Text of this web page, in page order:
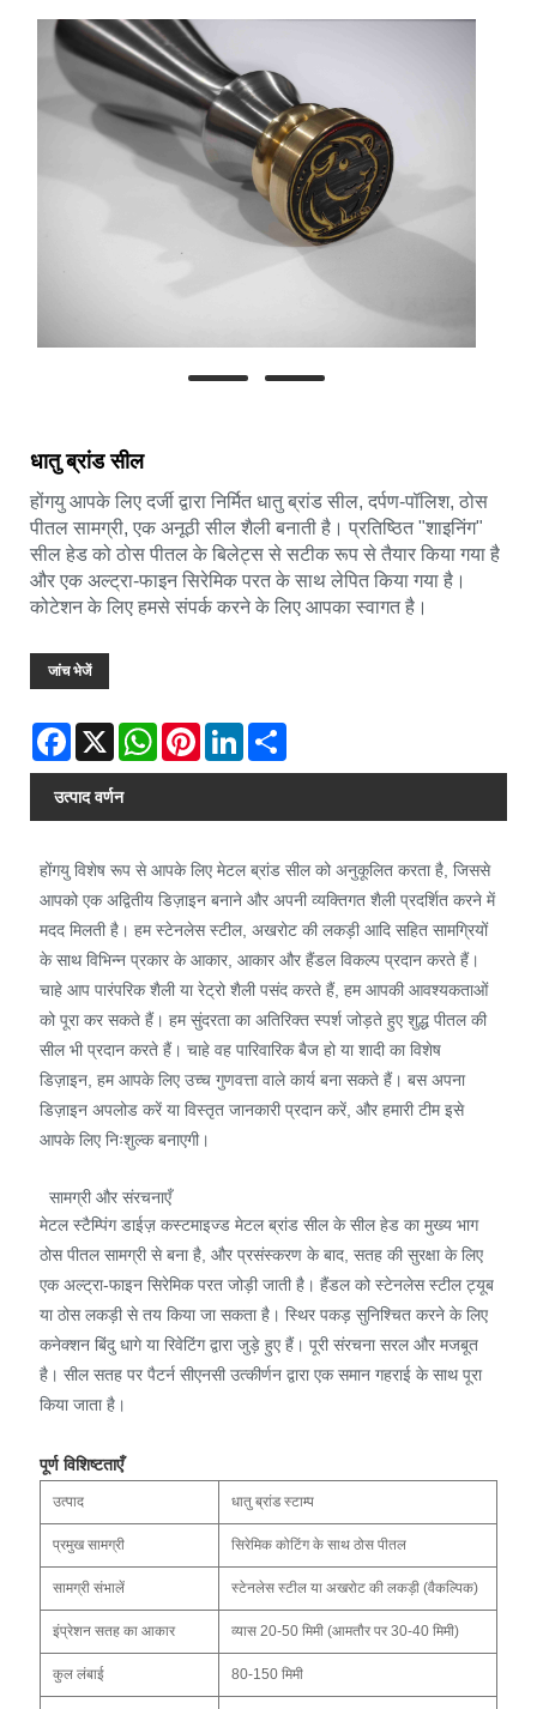
धातु ब्रांड सील
होंगयु आपके लिए दर्जी द्वारा निर्मित धातु ब्रांड सील, दर्पण-पॉलिश, ठोस
पीतल सामग्री, एक अनूठी सील शैली बनाती है। प्रतिष्ठित "शाइनिंग"
सील हेड को ठोस पीतल के बिलेट्स से सटीक रूप से तैयार किया गया है
और एक अल्ट्रा-फाइन सिरेमिक परत के साथ लेपित किया गया है।
कोटेशन के लिए हमसे संपर्क करने के लिए आपका स्वागत है।
जांच भेजें
Facebook
X WhatsAppPinterestLinkedIn
उत्पाद वर्णन
होंगयु विशेष रूप से आपके लिए मेटल ब्रांड सील को अनुकूलित करता है, जिससे
आपको एक अद्वितीय डिज़ाइन बनाने और अपनी व्यक्तिगत शैली प्रदर्शित करने में
मदद मिलती है। हम स्टेनलेस स्टील, अखरोट की लकड़ी आदि सहित सामग्रियों
के साथ विभिन्न प्रकार के आकार, आकार और हैंडल विकल्प प्रदान करते हैं।
चाहे आप पारंपरिक शैली या रेट्रो शैली पसंद करते हैं, हम आपकी आवश्यकताओं
को पूरा कर सकते हैं। हम सुंदरता का अतिरिक्त स्पर्श जोड़ते हुए शुद्ध पीतल की
सील भी प्रदान करते हैं। चाहे वह पारिवारिक बैज हो या शादी का विशेष
डिज़ाइन, हम आपके लिए उच्च गुणवत्ता वाले कार्य बना सकते हैं। बस अपना
डिज़ाइन अपलोड करें या विस्तृत जानकारी प्रदान करें, और हमारी टीम इसे
आपके लिए निःशुल्क बनाएगी।
सामग्री और संरचनाएँ
मेटल स्टैम्पिंग डाईज़ कस्टमाइज्ड मेटल ब्रांड सील के सील हेड का मुख्य भाग
ठोस पीतल सामग्री से बना है, और प्रसंस्करण के बाद, सतह की सुरक्षा के लिए
एक अल्ट्रा-फाइन सिरेमिक परत जोड़ी जाती है। हैंडल को स्टेनलेस स्टील ट्यूब
या ठोस लकड़ी से तय किया जा सकता है। स्थिर पकड़ सुनिश्चित करने के लिए
कनेक्शन बिंदु धागे या रिवेटिंग द्वारा जुड़े हुए हैं। पूरी संरचना सरल और मजबूत
है। सील सतह पर पैटर्न सीएनसी उत्कीर्णन द्वारा एक समान गहराई के साथ पूरा
किया जाता है।
पूर्ण विशिष्टताएँ
उत्पाद धातु ब्रांड स्टाम्प
प्रमुख सामग्री सिरेमिक कोटिंग के साथ ठोस पीतल
सामग्री संभालें स्टेनलेस स्टील या अखरोट की लकड़ी (वैकल्पिक)
इंप्रेशन सतह का आकार व्यास 20-50 मिमी (आमतौर पर 30-40 मिमी)
कुल लंबाई 80-150 मिमी